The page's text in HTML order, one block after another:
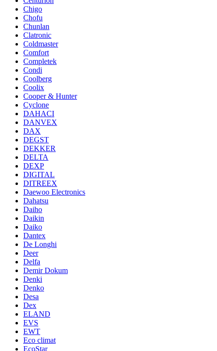
Chigo
Chofu
Chunlan
Clatronic
Coldmaster
Comfort
Completek
Condi
Coolberg
Coolix
Cooper & Hunter
Cyclone
DAHACI
DANVEX
DAX
DEGST
DEKKER
DELTA
DEXP
DIGITAL
DITREEX
Daewoo Electronics
Dahatsu
Daiho
Daikin
Daiko
Dantex
De Longhi
Deer
Delfa
Demir Dokum
Denki
Denko
Desa
Dex
ELAND
EVS
EWT
Eco climat
EcoStar